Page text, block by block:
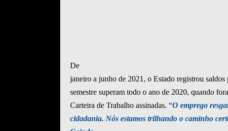
De
janeiro a junho de 2021, o Estado registrou
semestre superam todo o ano de 2020, quando
Carteira de Trabalho assinadas. “O emprego
cidadania. Nós estamos trilhando o caminho